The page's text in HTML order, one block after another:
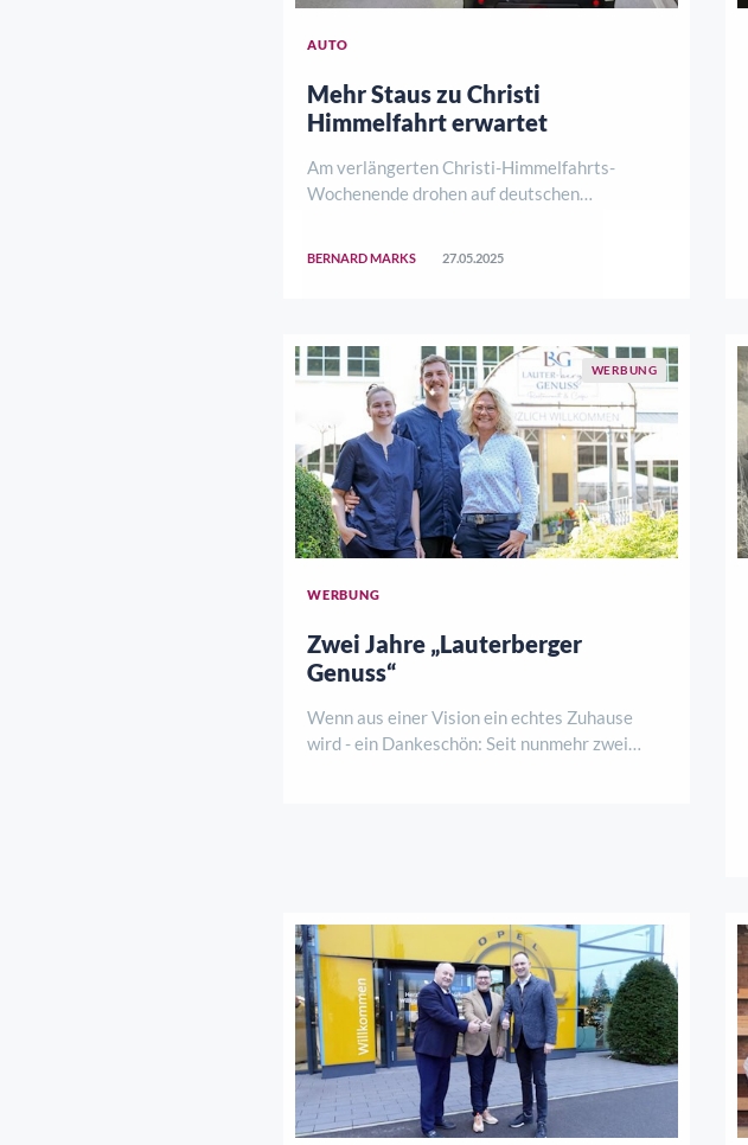
AUTO
Mehr Staus zu Christi
Himmelfahrt erwartet
Am verlängerten Christi-Himmelfahrts-
Wochenende drohen auf deutschen
BERNARD MARKS 27.05.2025
WERBUNG
WERBUNG
Zwei Jahre „Lauterberger
Genuss“
Wenn aus einer Vision ein echtes Zuhause
wird - ein Dankeschön: Seit nunmehr zwei